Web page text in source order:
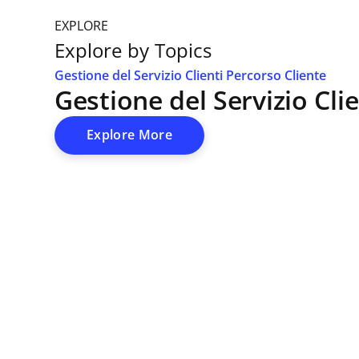
EXPLORE
Explore by Topics
Gestione del Servizio Clienti Percorso Cliente
Gestione del Servizio
Explore More